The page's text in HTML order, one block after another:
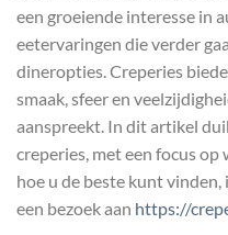
een groeiende interesse in
eetervaringen die verder
dineropties. Creperies
smaak, sfeer en
aanspreekt. In dit artikel
creperies, met een focus
hoe u de beste kunt
een bezoek aan https://